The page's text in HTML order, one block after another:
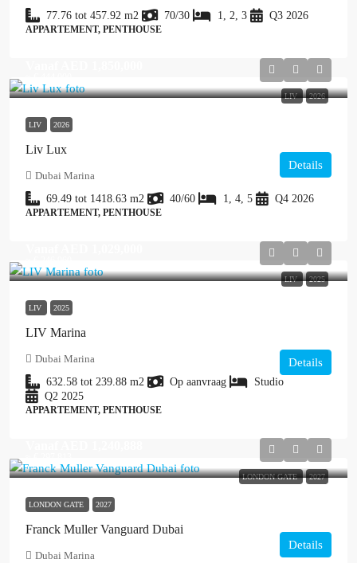
77.76 tot 457.92 m2 70/30 1, 2, 3 Q3 2026
APPARTEMENT, PENTHOUSE
LIV 2026
LIV 2026
Liv Lux
Dubai Marina
69.49 tot 1418.63 m2 40/60 1, 4, 5 Q4 2026
APPARTEMENT, PENTHOUSE
Details
LIV 2025
LIV 2025
LIV Marina
Dubai Marina
632.58 tot 239.88 m2 Op aanvraag
Studio
Q2 2025
APPARTEMENT, PENTHOUSE
Details
LONDON GATE 2027
LONDON GATE 2027
Franck Muller Vanguard Dubai
Dubai Marina
Details